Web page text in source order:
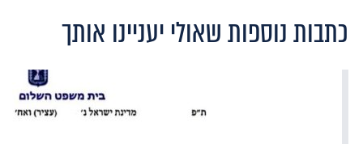
כתבות נוספות שאולי יעניינו אותך